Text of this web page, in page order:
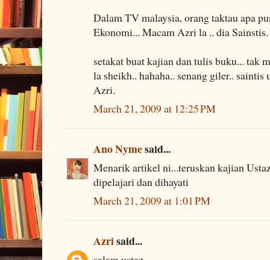
Dalam TV malaysia, orang taktau apa
Ekonomi... Macam Azri la .. dia
setakat buat kajian dan tulis buku... tak
la sheikh.. hahaha.. senang giler..
Azri.
March 21, 2009 at 12:25 PM
Ano Nymesaid...
Menarik artikel ni...teruskan kajian
dipelajari dan dihayati
March 21, 2009 at 1:01 PM
Azrisaid...